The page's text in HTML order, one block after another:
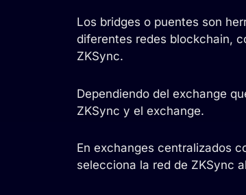
Los bridges o puentes son
diferentes redes blockchain,
ZKSync.
Dependiendo del exchange
ZKSync y el exchange.
En exchanges centralizados
selecciona la red de ZKSync